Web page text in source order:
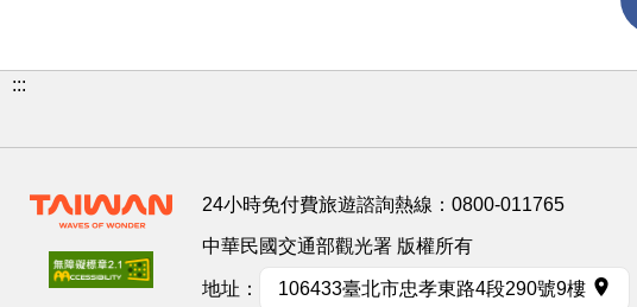
:::
24小時免付費旅遊諮詢熱線： 0800-011765
中華民國交通部觀光署 版權所有
地址： 106433臺北市忠孝東路4段290號9樓